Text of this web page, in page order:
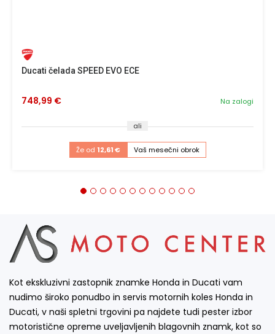
Ducati čelada SPEED EVO ECE
Na zalogi
748,99 €
ali
Že od 12,61 € Vaš mesečni obrok
Kot ekskluzivni zastopnik znamke Honda in Ducati vam
nudimo široko ponudbo in servis motornih koles Honda in
Ducati, v naši spletni trgovini pa najdete tudi pester izbor
motoristične opreme uveljavljenih blagovnih znamk, kot so